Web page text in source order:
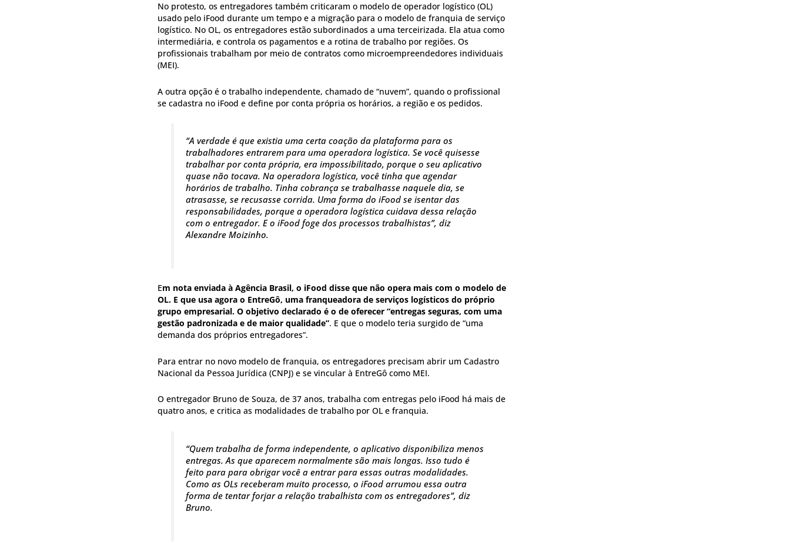
No protesto, os entregadores também criticaram o modelo de operador logístico (OL)
usado pelo iFood durante um tempo e a migração para o modelo de franquia de serviço
logístico. No OL, os entregadores estão subordinados a uma terceirizada. Ela atua como
intermediária, e controla os pagamentos e a rotina de trabalho por regiões. Os
profissionais trabalham por meio de contratos como microempreendedores individuais
(MEI).
A outra opção é o trabalho independente, chamado de “nuvem”, quando o profissional
se cadastra no iFood e define por conta própria os horários, a região e os pedidos.
“A verdade é que existia uma certa coação da plataforma para os
trabalhadores entrarem para uma operadora logística. Se você quisesse
trabalhar por conta própria, era impossibilitado, porque o seu aplicativo
quase não tocava. Na operadora logística, você tinha que agendar
horários de trabalho. Tinha cobrança se trabalhasse naquele dia, se
atrasasse, se recusasse corrida. Uma forma do iFood se isentar das
responsabilidades, porque a operadora logística cuidava dessa relação
com o entregador. E o iFood foge dos processos trabalhistas”, diz
Alexandre Moizinho.
Em nota enviada à Agência Brasil, o iFood disse que não opera mais com o modelo de
OL. E que usa agora o EntreGô, uma franqueadora de serviços logísticos do próprio
grupo empresarial. O objetivo declarado é o de oferecer “entregas seguras, com uma
gestão padronizada e de maior qualidade”. E que o modelo teria surgido de “uma
demanda dos próprios entregadores”.
Para entrar no novo modelo de franquia, os entregadores precisam abrir um Cadastro
Nacional da Pessoa Jurídica (CNPJ) e se vincular à EntreGô como MEI.
O entregador Bruno de Souza, de 37 anos, trabalha com entregas pelo iFood há mais de
quatro anos, e critica as modalidades de trabalho por OL e franquia.
“Quem trabalha de forma independente, o aplicativo disponibiliza menos
entregas. As que aparecem normalmente são mais longas. Isso tudo é
feito para para obrigar você a entrar para essas outras modalidades.
Como as OLs receberam muito processo, o iFood arrumou essa outra
forma de tentar forjar a relação trabalhista com os entregadores”, diz
Bruno.